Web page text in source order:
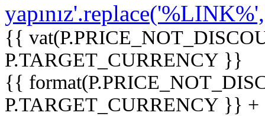
{{
P.TARGET_CURRENCY }}
{{
P.TARGET_CURRENCY }}